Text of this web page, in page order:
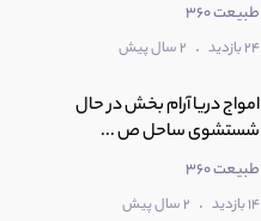
طبیعت 360
24 بازدید . 2 سال پیش
امواج دریا آرام بخش در حال
شستشوی ساحل ص ...
طبیعت 360
14 بازدید . 2 سال پیش